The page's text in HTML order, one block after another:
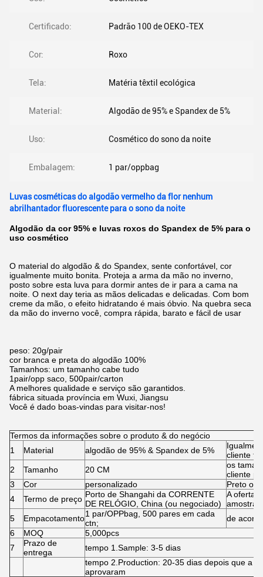
Certificado: Padrão 100 de OEKO-TEX
Cor: Roxo
Tela: Matéria têxtil ecológica
Material: Algodão de 95% e Spandex de 5%
Uso: Cosmético do sono da noite
Embalagem: 1 par/oppbag
Luvas cosméticas do algodão vermelho da flor nenhum
abrilhantador fluorescente para o sono da noite
Algodão da cor 95% e luvas roxos do Spandex de 5% para o
uso cosmético
O material do algodão & do Spandex, sente confortável, cor
igualmente muito bonita. Proteja a arma da mão no inverno,
posto sobre esta luva para dormir antes de ir para a cama na
noite. O next day teria as mãos delicadas e delicadas. Com bom
creme da mão, o efeito hidratando é mais óbvio. Na quebra seca
da mão do inverno você, compra rápida, barato e fácil de usar
peso: 20g/pair
cor branca e preta do algodão 100%
Tamanhos: um tamanho cabe tudo
1pair/opp saco, 500pair/carton
A melhores qualidade e serviço são garantidos.
fábrica situada província em Wuxi, Jiangsu
Você é dado boas-vindas para visitar-nos!
Termos da informações sobre o produto & do negócio
1
Material algodão de 95% & Spandex de 5%
cliente
2
Tamanho 20 CM
os
cliente
3
Cor personalizado
Preto ou
4
Termo de preço Porto de Shangahi da CORRENTE
DE RELÓGIO, China (ou negociado)
A oferta
amostra
5
Empacotamento1 par/OPPbag, 500 pares em cada
ctn;
de
6
MOQ
5,000pcs
7
Prazo de
entrega
tempo 1.Sample: 3-5 dias
tempo 2.Production: 20-35 dias depois que a
aprovaram